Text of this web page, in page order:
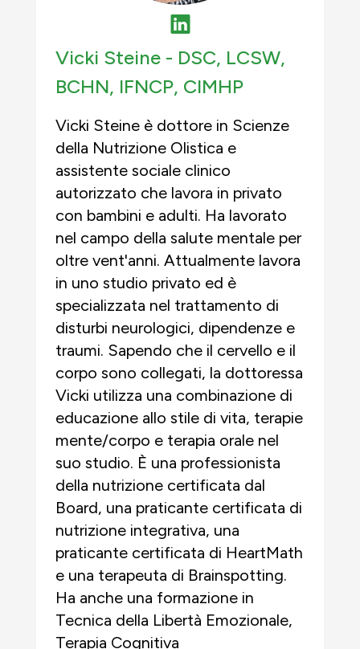
Vicki Steine - DSC, LCSW,
BCHN, IFNCP, CIMHP
Vicki Steine è dottore in Scienze
della Nutrizione Olistica e
assistente sociale clinico
autorizzato che lavora in privato
con bambini e adulti. Ha lavorato
nel campo della salute mentale per
oltre vent'anni. Attualmente lavora
in uno studio privato ed è
specializzata nel trattamento di
disturbi neurologici, dipendenze e
traumi. Sapendo che il cervello e il
corpo sono collegati, la dottoressa
Vicki utilizza una combinazione di
educazione allo stile di vita, terapie
mente/corpo e terapia orale nel
suo studio. È una professionista
della nutrizione certificata dal
Board, una praticante certificata di
nutrizione integrativa, una
praticante certificata di HeartMath
e una terapeuta di Brainspotting.
Ha anche una formazione in
Tecnica della Libertà Emozionale,
Terapia Cognitiva